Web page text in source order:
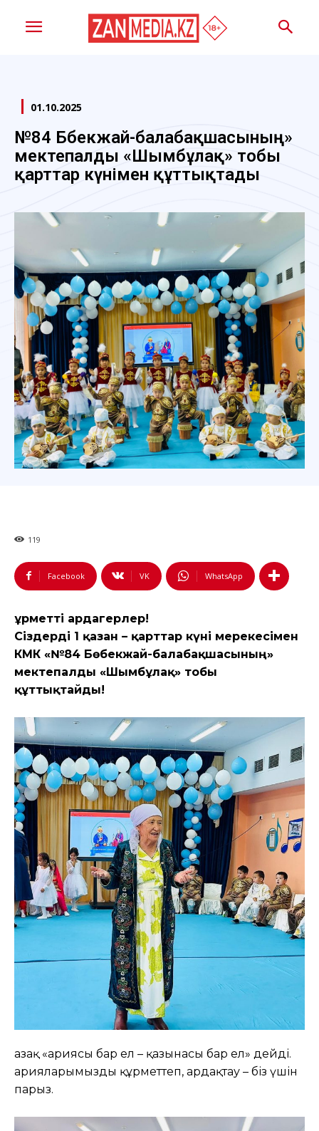
01.10.2025
№84 Бөбекжай-балабақшасының»
мектепалды «Шымбұлақ» тобы
қарттар күнімен құттықтады
119
Facebook VK WhatsApp
Құрметті ардагерлер!
Сіздерді 1 қазан – қарттар күні мерекесімен
КМҚК «№84 Бөбекжай-балабақшасының»
мектепалды «Шымбұлақ» тобы
құттықтайды!
Қазақ «Қариясы бар ел – қазынасы бар ел» дейді.
Қарияларымызды құрметтеп, ардақтау – біз үшін
парыз.